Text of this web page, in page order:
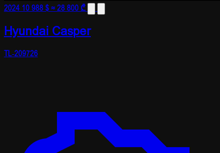
2024 10 988 $≈ 28 800 ₾
Hyundai Casper
TL-209726